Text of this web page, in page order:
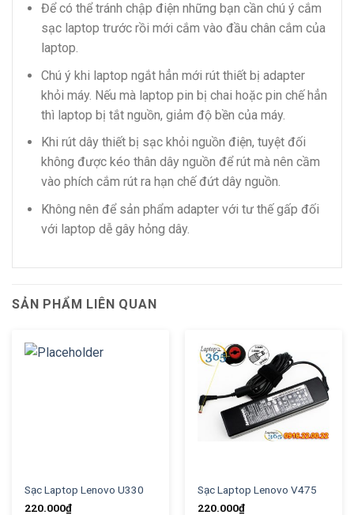
Để có thể tránh chập điện những bạn cần chú ý cắm
sạc laptop trước rồi mới cắm vào đầu chân cắm của
laptop.
Chú ý khi laptop ngắt hẳn mới rút thiết bị adapter
khỏi máy. Nếu mà laptop pin bị chai hoặc pin chế hẳn
thì laptop bị tắt nguồn, giảm độ bền của máy.
Khi rút dây thiết bị sạc khỏi nguồn điện, tuyệt đối
không được kéo thân dây nguồn để rút mà nên cầm
vào phích cắm rút ra hạn chế đứt dây nguồn.
Không nên để sản phẩm adapter với tư thế gấp đối
với laptop dễ gây hỏng dây.
SẢN PHẨM LIÊN QUAN
Sạc Laptop Lenovo U330
220.000₫
Sạc Laptop Lenovo V475
220.000₫